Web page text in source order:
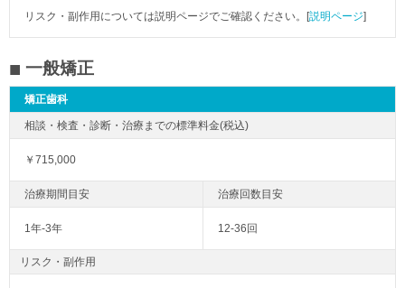
リスク・副作用については説明ページでご確認ください。[説明ページ]
一般矯正
矯正歯科
￥715,000
1年-3年 12-36回
リスク・副作用